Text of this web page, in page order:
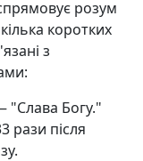
розум
коротких
з
рази після